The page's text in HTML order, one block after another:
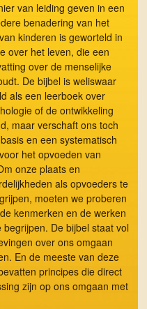
van leiding geven in een
benadering van het
kinderen is geworteld in
over het leven, die een
over de menselijke
De bijbel is weliswaar
als een leerboek over
of de ontwikkeling
maar verschaft ons toch
en een systematisch
het opvoeden van
onze plaats en
als opvoeders te
moeten we proberen
kenmerken en de werken
begrijpen. De bijbel staat vol
over ons omgaan
En de meeste van deze
principes die direct
zijn op ons omgaan met